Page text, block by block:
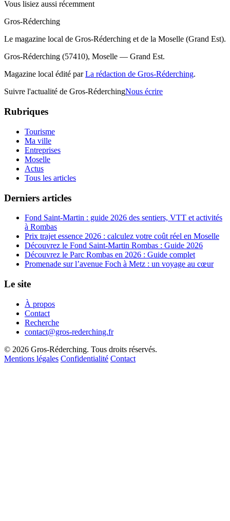
Vous lisiez aussi récemment
Gros-Réderching
Le magazine local de Gros-Réderching et de la Moselle (Grand Est).
Gros-Réderching (57410), Moselle — Grand Est.
Magazine local édité parLa rédaction de Gros-Réderching.
Suivre l'actualité de Gros-RéderchingNous écrire
Rubriques
Tourisme
Ma ville
Entreprises
Moselle
Actus
Tous les articles
Derniers articles
Fond Saint-Martin : guide 2026 des sentiers, VTT et activités
à Rombas
Prix trajet essence 2026 : calculez votre coût réel en Moselle
Découvrez le Fond Saint-Martin Rombas : Guide 2026
Découvrez le Parc Rombas en 2026 : Guide complet
Promenade sur l’avenue Foch à Metz : un voyage au cœur
Le site
À propos
Contact
Recherche
contact@gros-rederching.fr
© 2026 Gros-Réderching. Tous droits réservés.
Mentions légales Confidentialité Contact